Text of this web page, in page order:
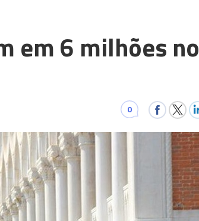
em 6 milhões no
0